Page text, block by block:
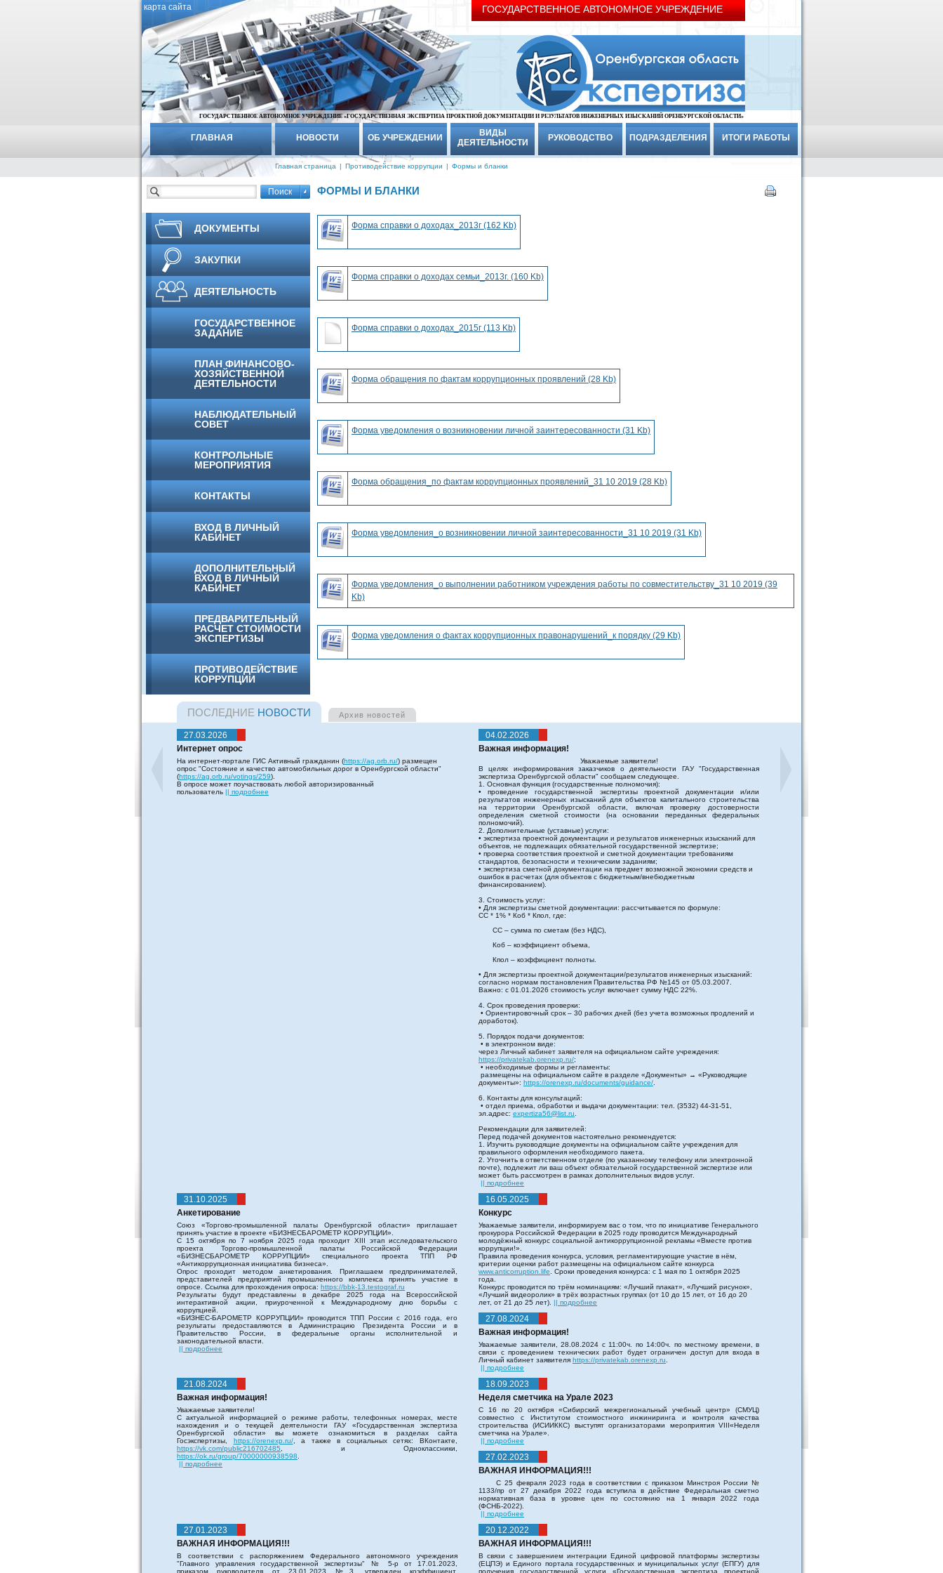
карта сайта ГОСУДАРСТВЕННОЕ АВТОНОМНОЕ УЧРЕЖДЕНИЕ
ГОСУДАРСТВЕННОЕ АВТОНОМНОЕ УЧРЕЖДЕНИЕ «ГОСУДАРСТВЕННАЯ ЭКСПЕРТИЗА ПРОЕКТНОЙ ДОКУМЕНТАЦИИ И РЕЗУЛЬТАТОВ ИНЖЕНЕРНЫХ ИЗЫСКАНИЙ ОРЕНБУРГСКОЙ ОБЛАСТИ»
ГЛАВНАЯ НОВОСТИ ОБ УЧРЕЖДЕНИИ
ВИДЫ
ДЕЯТЕЛЬНОСТИ
РУКОВОДСТВО ПОДРАЗДЕЛЕНИЯ ИТОГИ РАБОТЫ
Главная страница | Противодействие коррупции | Формы и бланки
ДОКУМЕНТЫ
ЗАКУПКИ
ДЕЯТЕЛЬНОСТЬ
ГОСУДАРСТВЕННОЕ
ЗАДАНИЕ
ПЛАН ФИНАНСОВО-
ХОЗЯЙСТВЕННОЙ
ДЕЯТЕЛЬНОСТИ
НАБЛЮДАТЕЛЬНЫЙ
СОВЕТ
КОНТРОЛЬНЫЕ
МЕРОПРИЯТИЯ
КОНТАКТЫ
ВХОД В ЛИЧНЫЙ
КАБИНЕТ
ДОПОЛНИТЕЛЬНЫЙ
ВХОД В ЛИЧНЫЙ
КАБИНЕТ
ПРЕДВАРИТЕЛЬНЫЙ
РАСЧЕТ СТОИМОСТИ
ЭКСПЕРТИЗЫ
ПРОТИВОДЕЙСТВИЕ
КОРРУПЦИИ
ФОРМЫ И БЛАНКИ
Форма справки о доходах_2013г (162 Kb)
Форма справки о доходах семьи_2013г. (160 Kb)
Форма справки о доходах_2015г (113 Kb)
Форма обращения по фактам коррупционных проявлений (28 Kb)
Форма уведомления о возникновении личной заинтересованности (31 Kb)
Форма обращения_по фактам коррупционных проявлений_31 10 2019 (28 Kb)
Форма уведомления_о возникновении личной заинтересованности_31 10 2019 (31 Kb)
Форма уведомления_о выполнении работником учреждения работы по совместительству_31 10 2019 (39
Kb)
Форма уведомления о фактах коррупционных правонарушений_к порядку (29 Kb)
ПОСЛЕДНИЕ НОВОСТИ Архив новостей
27.03.2026
Интернет опрос
На интернет-портале ГИС Активный гражданин (https://ag.orb.ru/) размещен
опрос "Состояние и качество автомобильных дорог в Оренбургской области"
(https://ag.orb.ru/votings/259).
В опросе может поучаствовать любой авторизированный
пользователь || подробнее
04.02.2026
Важная информация!
Уважаемые заявители!
В целях информирования заказчиков о деятельности ГАУ "Государственная
экспертиза Оренбургской области" сообщаем следующее.
1. Основная функция (государственные полномочия):
• проведение государственной экспертизы проектной документации и/или
результатов инженерных изысканий для объектов капитального строительства
на территории Оренбургской области, включая проверку достоверности
определения сметной стоимости (на основании переданных федеральных
полномочий).
2. Дополнительные (уставные) услуги:
• экспертиза проектной документации и результатов инженерных изысканий для
объектов, не подлежащих обязательной государственной экспертизе;
• проверка соответствия проектной и сметной документации требованиям
стандартов, безопасности и техническим заданиям;
• экспертиза сметной документации на предмет возможной экономии средств и
ошибок в расчетах (для объектов с бюджетным/внебюджетным
финансированием).
3. Стоимость услуг:
• Для экспертизы сметной документации: рассчитывается по формуле:
СС * 1% * Коб * Кпол, где:
СС – сумма по сметам (без НДС),
Коб – коэффициент объема,
Кпол – коэффициент полноты.
• Для экспертизы проектной документации/результатов инженерных изысканий:
согласно нормам постановления Правительства РФ №145 от 05.03.2007.
Важно: с 01.01.2026 стоимость услуг включает сумму НДС 22%.
4. Срок проведения проверки:
• Ориентировочный срок – 30 рабочих дней (без учета возможных продлений и
доработок).
5. Порядок подачи документов:
• в электронном виде:
через Личный кабинет заявителя на официальном сайте учреждения:
https://privatekab.orenexp.ru/;
• необходимые формы и регламенты:
размещены на официальном сайте в разделе «Документы» → «Руководящие
документы»: https://orenexp.ru/documents/guidance/
6. Контакты для консультаций:
• отдел приема, обработки и выдачи документации: тел. (3532) 44-31-51,
эл.адрес: expertiza56@list.ru
Рекомендации для заявителей:
Перед подачей документов настоятельно рекомендуется:
1. Изучить руководящие документы на официальном сайте учреждения для
правильного оформления необходимого пакета.
2. Уточнить в ответственном отделе (по указанному телефону или электронной
почте), подлежит ли ваш объект обязательной государственной экспертизе или
может быть рассмотрен в рамках дополнительных видов услуг.
|| подробнее
31.10.2025
Анкетирование
Союз «Торгово-промышленной палаты Оренбургской области» приглашает
принять участие в проекте «БИЗНЕСБАРОМЕТР КОРРУПЦИИ».
С 15 октября по 7 ноября 2025 года проходит XIII этап исследовательского
проекта Торгово-промышленной палаты Российской Федерации
«БИЗНЕСБАРОМЕТР КОРРУПЦИИ» специального проекта ТПП РФ
«Антикоррупционная инициатива бизнеса».
Опрос проходит методом анкетирования. Приглашаем предпринимателей,
представителей предприятий промышленного комплекса принять участие в
опросе. Ссылка для прохождения опроса: https://bbk-13.testograf.ru
Результаты будут представлены в декабре 2025 года на Всероссийской
интерактивной акции, приуроченной к Международному дню борьбы с
коррупцией.
«БИЗНЕС-БАРОМЕТР КОРРУПЦИИ» проводится ТПП России с 2016 года, его
результаты предоставляются в Администрацию Президента России и в
Правительство России, в федеральные органы исполнительной и
законодательной власти.
|| подробнее
16.05.2025
Конкурс
Уважаемые заявители, информируем вас о том, что по инициативе Генерального
прокурора Российской Федерации в 2025 году проводится Международный
молодёжный конкурс социальной антикоррупционной рекламы «Вместе против
коррупции!».
Правила проведения конкурса, условия, регламентирующие участие в нём,
критерии оценки работ размещены на официальном сайте конкурса
www.anticorruption.life . Сроки проведения конкурса: с 1 мая по 1 октября 2025
года.
Конкурс проводится по трём номинациям: «Лучший плакат», «Лучший рисунок»,
«Лучший видеоролик» в трёх возрастных группах (от 10 до 15 лет, от 16 до 20
лет, от 21 до 25 лет). || подробнее
27.08.2024
Важная информация!
Уважаемые заявители, 28.08.2024 с 11:00ч. по 14:00ч. по местному времени, в
связи с проведением технических работ будет ограничен доступ для входа в
Личный кабинет заявителя https://privatekab.orenexp.ru
|| подробнее
21.08.2024
Важная информация!
Уважаемые заявители!
С актуальной информацией о режиме работы, телефонных номерах, месте
нахождения и о текущей деятельности ГАУ «Государственная экспертиза
Оренбургской области» вы можете ознакомиться в разделах сайта
Госэкспертизы, https://orenexp.ru/, а также в социальных сетях: ВКонтакте,
https://vk.com/public216702485 , и Одноклассники,
https://ok.ru/group/70000000938598
|| подробнее
18.09.2023
Неделя сметчика на Урале 2023
С 16 по 20 октября «Сибирский межрегиональный учебный центр» (СМУЦ)
совместно с Институтом стоимостного инжиниринга и контроля качества
строительства (ИСИИККС) выступят организаторами мероприятия VIII«Неделя
сметчика на Урале».
|| подробнее
27.02.2023
ВАЖНАЯ ИНФОРМАЦИЯ!!!
С 25 февраля 2023 года в соответствии с приказом Минстроя России №
1133/пр от 27 декабря 2022 года вступила в действие Федеральная сметно
нормативная база в уровне цен по состоянию на 1 января 2022 года
(ФСНБ-2022).
|| подробнее
27.01.2023
ВАЖНАЯ ИНФОРМАЦИЯ!!!
В соответствии с распоряжением Федерального автономного учреждения
"Главного управления государственной экспертизы" № 5-р от 17.01.2023,
приказом руководителя от 23.01.2023 №3, утвержден коэффициент,
20.12.2022
ВАЖНАЯ ИНФОРМАЦИЯ!!!
В связи с завершением интеграции Единой цифровой платформы экспертизы
(ЕЦПЭ) и Единого портала государственных и муниципальных услуг (ЕПГУ) для
получения государственной услуги «Государственная экспертиза проектной